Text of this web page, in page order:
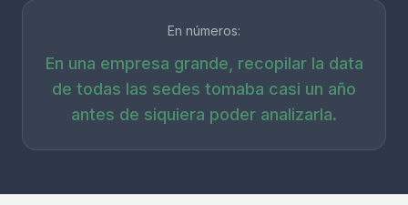
En números:
En una empresa grande, recopilar la data
de todas las sedes tomaba casi un año
antes de siquiera poder analizarla.